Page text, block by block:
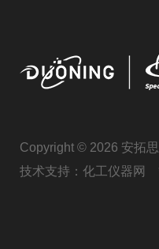
Copyright © 2026 安拓
技术支持： 化工仪器网